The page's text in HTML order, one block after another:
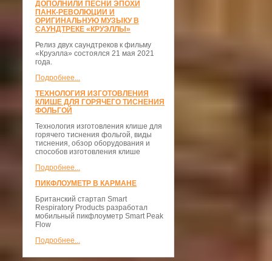
ДОПОЛНИЛИ ПЕСНИ ЭПОХИ
ПАНК-РЕВОЛЮЦИИ И
ОРИГИНАЛЬНУЮ МУЗЫКУ В
САУНДТРЕКЕ «КРУЭЛЛЫ»
Релиз двух саундтреков к фильму
«Круэлла» состоялся 21 мая 2021
года.
Подробнее...
ТЕХНОЛОГИЯ ИЗГОТОВЛЕНИЯ
КЛИШЕ ДЛЯ ГОРЯЧЕГО ТИСНЕНИЯ
ФОЛЬГОЙ
Технология изготовления клише для
горячего тиснения фольгой, виды
тиснения, обзор оборудования и
способов изготовления клише
Подробнее...
ПИКФЛОУМЕТР В КАРМАНЕ
Британский стартап Smart
Respiratory Products разработал
мобильный пикфлоуметр Smart Peak
Flow
Подробнее...